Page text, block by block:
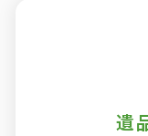
遺